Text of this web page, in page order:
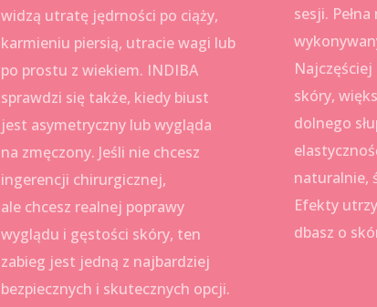
widzą utratę jędrności po ciąży,
karmieniu piersią, utracie wagi lub
po prostu z wiekiem. INDIBA
sprawdzi się także, kiedy biust
jest asymetryczny lub wygląda
na zmęczony. Jeśli nie chcesz
ingerencji chirurgicznej,
ale chcesz realnej poprawy
wyglądu i gęstości skóry, ten
zabieg jest jedną z najbardziej
bezpiecznych i skutecznych opcji.
sesji.
skóry,
dolnego
naturalnie,
Efekty
dbasz o